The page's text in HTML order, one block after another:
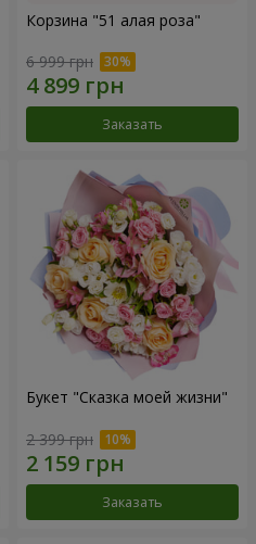
Корзина "51 алая роза"
6 999 грн
Заказать
Букет "Сказка моей жизни"
2 399 грн
Заказать